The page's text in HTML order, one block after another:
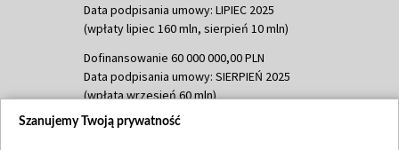
Data podpisania umowy: LIPIEC 2025
(wpłaty lipiec 160 mln, sierpień 10 mln)
Dofinansowanie 60 000 000,00 PLN
Data podpisania umowy: SIERPIEŃ 2025
(wpłata wrzesień 60 mln)
Dofinansowanie 635 783 051,21 PLN
Szanujemy Twoją prywatność